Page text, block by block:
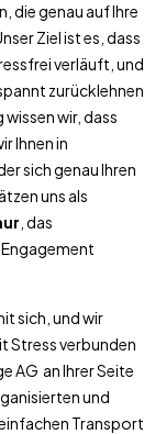
die genau auf Ihre
Ziel ist es, dass
verläuft, und
zurücklehnen
wir, dass
Ihnen in
sich genau Ihren
uns als
, das
sich, und wir
Stress verbunden
AG an Ihrer Seite
und
Transport